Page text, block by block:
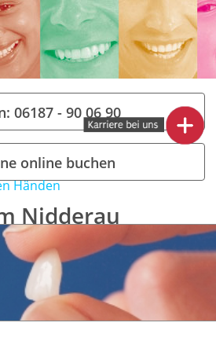
Nidderau
06187 - 90 06 90
online buchen
Händen